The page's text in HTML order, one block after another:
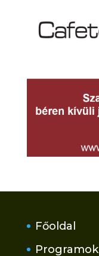
Főoldal
Programok